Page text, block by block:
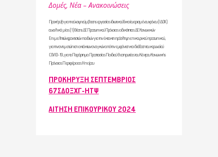
Δομές, Νέα – Ανακοινώσεις
Προκήρυξη για τη σύναψη σύμβασης εργασίας ιδιωτικού δικαίου ορισμένου χρόνου (ΙΔΟΧ)
συνολικά μίας (1) θέσης ΔΕ Προσωπικού Πρόνοιας ειδικότητας ΔΕ Κοινωνικών
Επιμελητών φροντιστών παιδιών για την έκτακτη πρόσληψη επικουρικού προσωπικού,
για την αντιμετώπιση εκτάκτων αναγκών από την εμφάνιση και διάδοση του κορωνοϊού
COVID-19, για το Παράρτημα Προστασίας Παιδιού Θεσπρωτίας του Κέντρου Κοινωνικής
Πρόνοιας Περιφέρειας Ηπείρου
ΠΡΟΚΗΡΥΞΗ ΣΕΠΤΕΜΒΡΙΟΣ
67ΣΔΟΞΧΓ-ΗΤΨ
ΑΙΤΗΣΗ ΕΠΙΚΟΥΡΙΚΟΥ 2024